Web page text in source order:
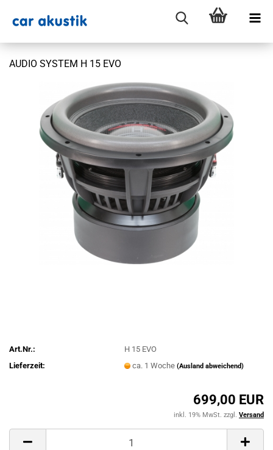
AUDIO SYSTEM H 15 EVO
Art.Nr.:
H 15 EVO
Lieferzeit:
ca. 1 Woche(Ausland abweichend)
699,00 EUR
inkl. 19% MwSt. zzgl. Versand